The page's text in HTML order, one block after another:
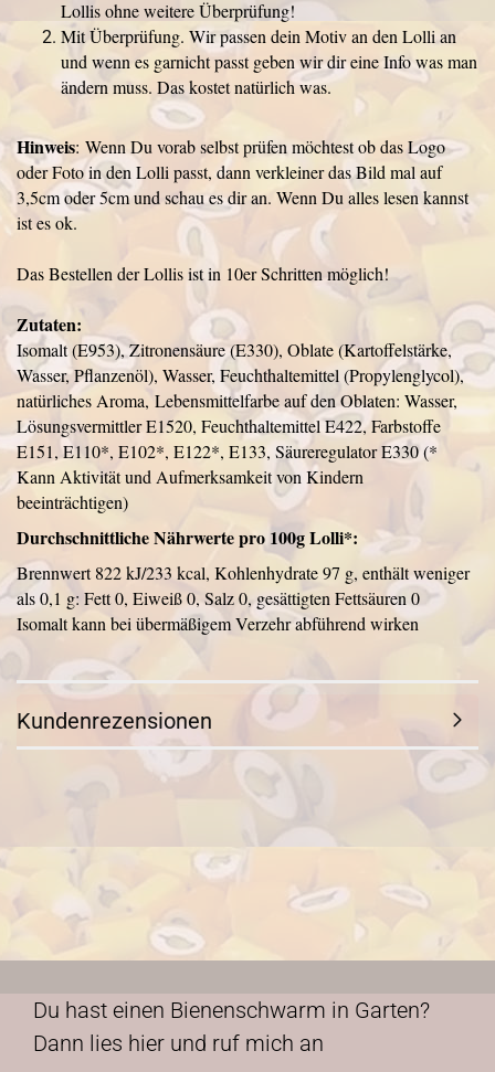
Lollis ohne weitere Überprüfung!
Mit Überprüfung. Wir passen dein Motiv an den Lolli an
und wenn es garnicht passt geben wir dir eine Info was man
ändern muss. Das kostet natürlich was.
Hinweis: Wenn Du vorab selbst prüfen möchtest ob das Logo
oder Foto in den Lolli passt, dann verkleiner das Bild mal auf
3,5cm oder 5cm und schau es dir an. Wenn Du alles lesen kannst
ist es ok.
Das Bestellen der Lollis ist in 10er Schritten möglich!
Zutaten:
Isomalt (E953), Zitronensäure (E330), Oblate (Kartoffelstärke,
Wasser, Pflanzenöl), Wasser, Feuchthaltemittel (Propylenglycol),
natürliches Aroma, Lebensmittelfarbe auf den Oblaten: Wasser,
Lösungsvermittler E1520, Feuchthaltemittel E422, Farbstoffe
E151, E110*, E102*, E122*, E133, Säureregulator E330 (*
Kann Aktivität und Aufmerksamkeit von Kindern
beeinträchtigen)
Durchschnittliche Nährwerte pro 100g Lolli*:
Brennwert 822 kJ/233 kcal, Kohlenhydrate 97 g, enthält weniger
als 0,1 g: Fett 0, Eiweiß 0, Salz 0, gesättigten Fettsäuren 0
Isomalt kann bei übermäßigem Verzehr abführend wirken
Kundenrezensionen
Du hast einen Bienenschwarm in Garten?
Dann lies hier und ruf mich an